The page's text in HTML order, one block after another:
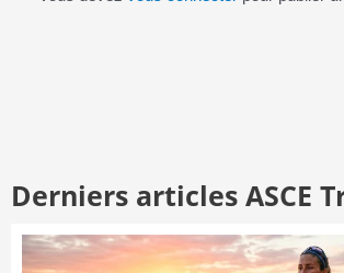
Derniers articles ASCE